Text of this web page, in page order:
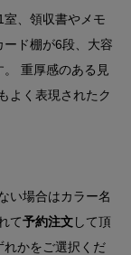
、領収書やメモ
ド棚が6段、大容
重厚感のある見
よく表現されたク
い場合はカラー名
て予約注文して頂
れかをご選択くだ